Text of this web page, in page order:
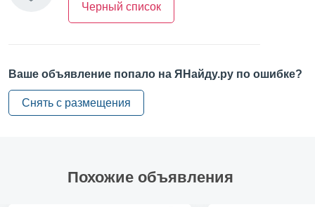
Удобный доступ к аэропорту Пулково и Московскому
Особенности помещения:
Формат Shell&Core — для создания уникального
Черный список
Ваше объявление попало на ЯНайду.ру по ошибке?
Снять с размещения
Похожие объявления